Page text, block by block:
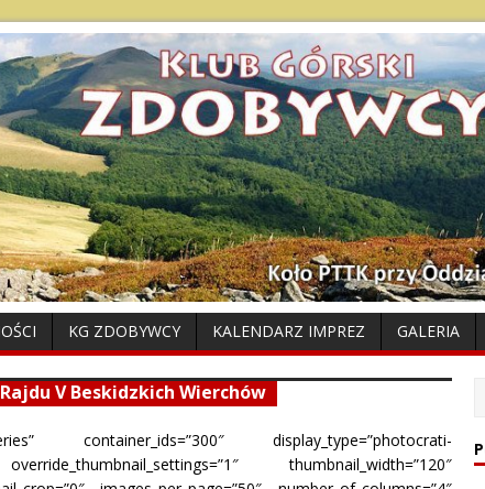
KG ZDOBYWCY KALENDARZ IMPREZ GALERIA
V Beskidzkich Wierchów
container_ids=”300″ display_type=”photocrati-
thumbnail_width=”120″